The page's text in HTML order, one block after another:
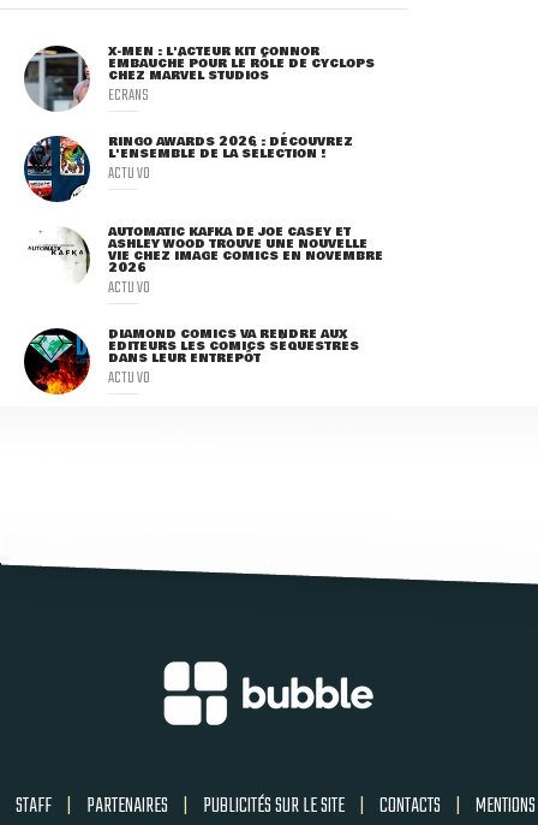
X-MEN : L'ACTEUR KIT CONNOR
EMBAUCHÉ POUR LE RÔLE DE CYCLOPS
CHEZ MARVEL STUDIOS
ECRANS
RINGO AWARDS 2026 : DÉCOUVREZ
L'ENSEMBLE DE LA SÉLECTION !
ACTU VO
AUTOMATIC KAFKA DE JOE CASEY ET
ASHLEY WOOD TROUVE UNE NOUVELLE
VIE CHEZ IMAGE COMICS EN NOVEMBRE
2026
ACTU VO
DIAMOND COMICS VA RENDRE AUX
ÉDITEURS LES COMICS SÉQUESTRÉS
DANS LEUR ENTREPÔT
ACTU VO
STAFF | PARTENAIRES | PUBLICITÉS SUR LE SITE | CONTACTS | MENTIONS